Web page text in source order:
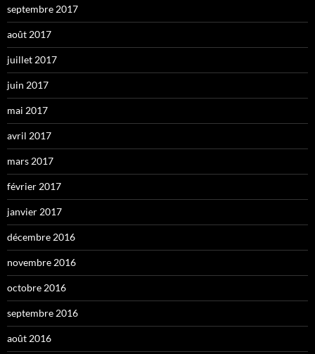
septembre 2017
août 2017
juillet 2017
juin 2017
mai 2017
avril 2017
mars 2017
février 2017
janvier 2017
décembre 2016
novembre 2016
octobre 2016
septembre 2016
août 2016